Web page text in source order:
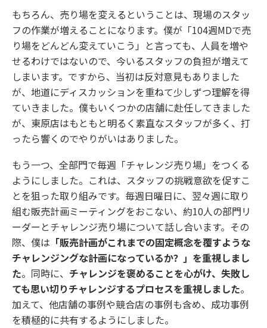
もちろん、売り場を変えるということは、現場のスタッ
フの作業が増えることになります。僕が「104週MDで売
り場をどんどん変えていこう」と言っても、人員を増や
せるわけではないので、今いるスタッフの負担が増えて
しまいます。ですから、当初は反対意見もありました
が、地道にディスカッションを重ねて少しずつ理解を得
ていきました。僕もいくつかの店舗に赴任してきました
が、東原店はもともと明るく素直なスタッフが多く、打
ったら響くのでやりがいはありました。
もう一つ、全部門で毎週「チャレンジ売り場」をつくる
ようにしました。これは、スタッフの挑戦意欲を促すこ
とを狙った取り組みです。毎週日曜日に、翌々週に取り
組む販売計画ミーティングをおこない、約10人の部門リ
ーダーとチャレンジ売り場について話し合います。その
際、僕は 「販売計画がこれまでの固定概念を覆すような
チャレンジングな計画になっているか？」を重視しまし
た。同時に、 チャレンジを褒めることを心がけ、失敗し
ても思い切りチャレンジするプロセスを重視しました。
加えて、他店舗の事例や競合店の事例も含め、成功事例
を積極的に共有するようにしました。